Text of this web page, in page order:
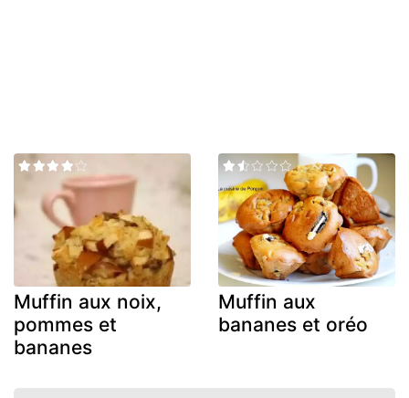
Muffin aux noix,
pommes et
bananes
Muffin aux
bananes et oréo